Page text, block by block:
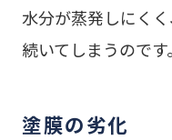
水分が蒸発しにく
続いてしまうのです。
塗膜の劣化